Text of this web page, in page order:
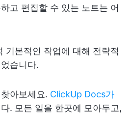
고 편집할 수 있는 노트는 어
기본적인 작업에 대해 전략적
습니다.
아보세요. ClickUp Docs가
. 모든 일을 한곳에 모아두고,